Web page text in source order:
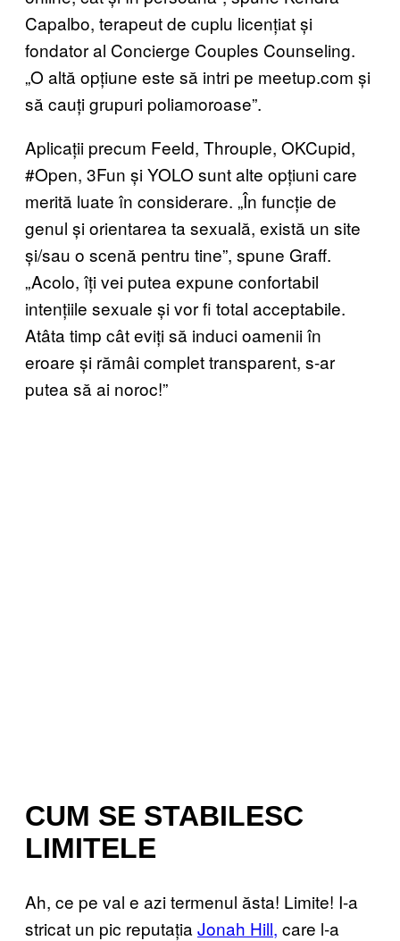
Capalbo, terapeut de cuplu licențiat și
fondator al Concierge Couples Counseling.
„O altă opțiune este să intri pe meetup.com și
să cauți grupuri poliamoroase”.
Aplicații precum Feeld, Throuple, OKCupid,
#Open, 3Fun și YOLO sunt alte opțiuni care
merită luate în considerare. „În funcție de
genul și orientarea ta sexuală, există un site
și/sau o scenă pentru tine”, spune Graff.
„Acolo, îți vei putea expune confortabil
intențiile sexuale și vor fi total acceptabile.
Atâta timp cât eviți să induci oamenii în
eroare și rămâi complet transparent, s-ar
putea să ai noroc!”
CUM SE STABILESC
LIMITELE
Ah, ce pe val e azi termenul ăsta! Limite! I-a
stricat un pic reputația Jonah Hill, care l-a